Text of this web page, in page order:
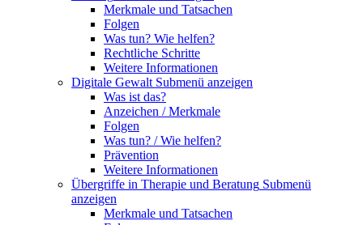
Merkmale und Tatsachen
Folgen
Was tun? Wie helfen?
Rechtliche Schritte
Weitere Informationen
Digitale Gewalt Submenü anzeigen
Was ist das?
Anzeichen / Merkmale
Folgen
Was tun? / Wie helfen?
Prävention
Weitere Informationen
Übergriffe in Therapie und Beratung Submenü
anzeigen
Merkmale und Tatsachen